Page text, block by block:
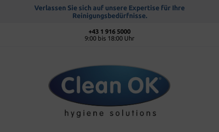
springenVerlassen Sie sich auf unsere Expertise für Ihre
Reinigungsbedürfnisse.
+43 1 916 5000
9:00 bis 18:00 Uhr